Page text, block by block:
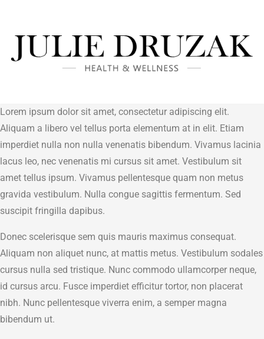
Lorem ipsum dolor sit amet, consectetur adipiscing elit.
Aliquam a libero vel tellus porta elementum at in elit. Etiam
imperdiet nulla non nulla venenatis bibendum. Vivamus lacinia
lacus leo, nec venenatis mi cursus sit amet. Vestibulum sit
amet tellus ipsum. Vivamus pellentesque quam non metus
gravida vestibulum. Nulla congue sagittis fermentum. Sed
suscipit fringilla dapibus.
Donec scelerisque sem quis mauris maximus consequat.
Aliquam non aliquet nunc, at mattis metus. Vestibulum sodales
cursus nulla sed tristique. Nunc commodo ullamcorper neque,
id cursus arcu. Fusce imperdiet efficitur tortor, non placerat
nibh. Nunc pellentesque viverra enim, a semper magna
bibendum ut.